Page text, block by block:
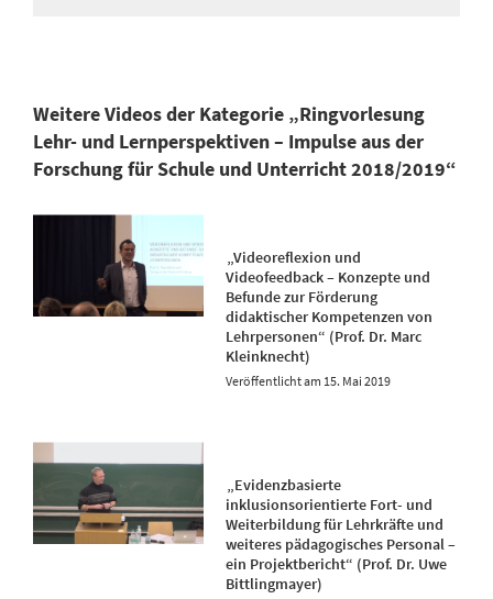
Weitere Videos der Kategorie „Ringvorlesung
Lehr- und Lernperspektiven – Impulse aus der
Forschung für Schule und Unterricht 2018/2019“
„Videoreflexion und
Videofeedback – Konzepte und
Befunde zur Förderung
didaktischer Kompetenzen von
Lehrpersonen“ (Prof. Dr. Marc
Kleinknecht)
15. Mai 2019
„Evidenzbasierte
inklusionsorientierte Fort- und
Weiterbildung für Lehrkräfte und
weiteres pädagogisches Personal –
ein Projektbericht“ (Prof. Dr. Uwe
Bittlingmayer)